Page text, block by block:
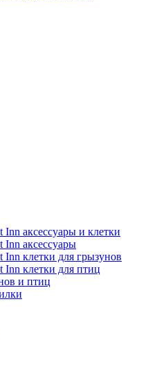
Inn аксессуары и клетки
Inn аксессуары
Inn клетки для грызунов
Inn клетки для птиц
и птиц